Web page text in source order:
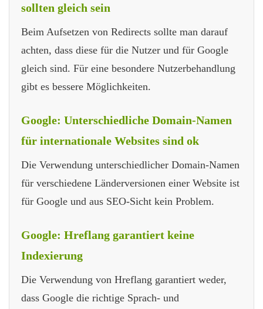
sollten gleich sein
Beim Aufsetzen von Redirects sollte man darauf
achten, dass diese für die Nutzer und für Google
gleich sind. Für eine besondere Nutzerbehandlung
gibt es bessere Möglichkeiten.
Google: Unterschiedliche Domain-Namen
für internationale Websites sind ok
Die Verwendung unterschiedlicher Domain-Namen
für verschiedene Länderversionen einer Website ist
für Google und aus SEO-Sicht kein Problem.
Google: Hreflang garantiert keine
Indexierung
Die Verwendung von Hreflang garantiert weder,
dass Google die richtige Sprach- und